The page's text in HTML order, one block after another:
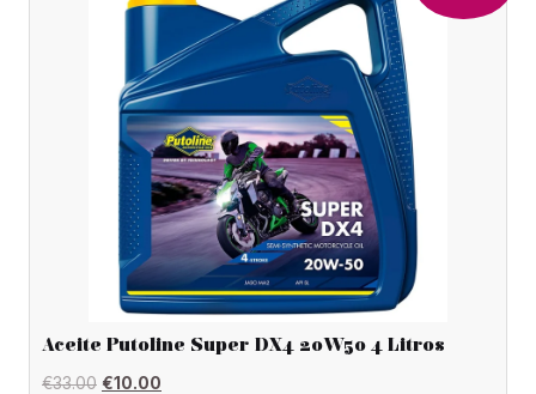
Aceite Putoline Super DX4 20W50 4 Litros
€33.00 El
€10.00